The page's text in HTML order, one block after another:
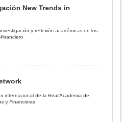
New Trends in
y reflexión académicas en los
internacional de la Real Academia de
y Financieras